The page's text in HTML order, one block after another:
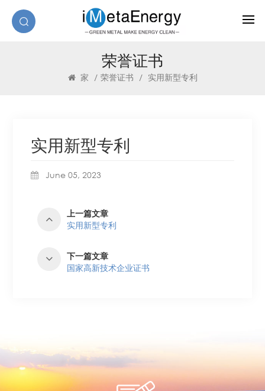
荣誉证书
家 / 荣誉证书 / 实用新型专利
实用新型专利
June 05, 2023
上一篇文章
实用新型专利
下一篇文章
国家高新技术企业证书